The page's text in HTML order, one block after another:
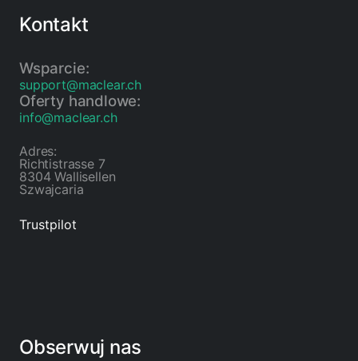
Kontakt
Wsparcie:
support@maclear.ch
Oferty handlowe:
info@maclear.ch
Adres:
Richtistrasse 7
8304 Wallisellen
Szwajcaria
Trustpilot
Obserwuj nas